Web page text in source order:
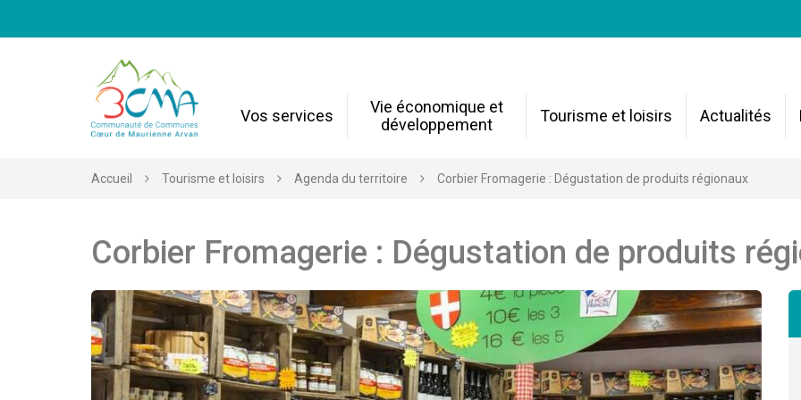
Vos services
Vie économique et
développement
Tourisme et loisirs Actualités
Accueil Tourisme et loisirs Agenda du territoire Corbier Fromagerie : Dégustation de produits régionaux
Corbier Fromagerie : Dégustation de produits